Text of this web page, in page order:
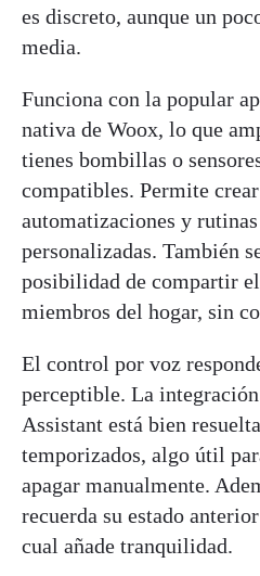
es discreto, aunque un
media.
Funciona con la popular
nativa de Woox, lo que
tienes bombillas o
compatibles. Permite
automatizaciones y
personalizadas. También
posibilidad de compartir
miembros del hogar, sin
El control por voz
perceptible. La
Assistant está bien
temporizados, algo útil
apagar manualmente.
recuerda su estado
cual añade tranquilidad.